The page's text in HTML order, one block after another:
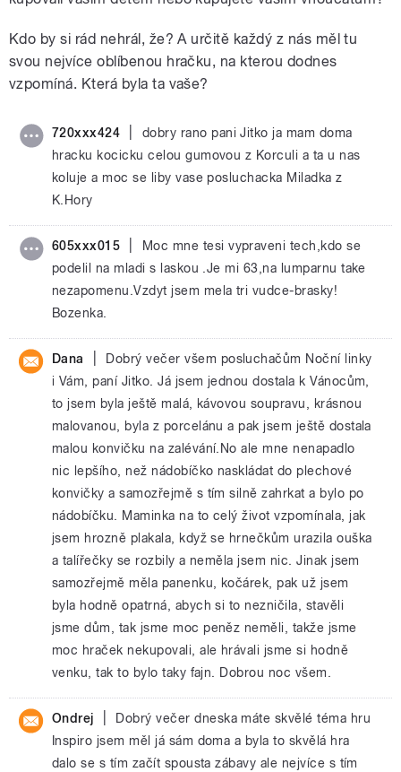
Kdo by si rád nehrál, že? A určitě každý z nás měl tu
svou nejvíce oblíbenou hračku, na kterou dodnes
vzpomíná. Která byla ta vaše?
720xxx424
dobry rano pani Jitko ja mam doma
hracku kocicku celou gumovou z Korculi a ta u nas
koluje a moc se liby vase posluchacka Miladka z
K.Hory
605xxx015
Moc mne tesi vypraveni tech,kdo se
podelil na mladi s laskou .Je mi 63,na lumparnu take
nezapomenu.Vzdyt jsem mela tri vudce-brasky!
Bozenka.
Dana
Dobrý večer všem posluchačům Noční linky
i Vám, paní Jitko. Já jsem jednou dostala k Vánocům,
to jsem byla ještě malá, kávovou soupravu, krásnou
malovanou, byla z porcelánu a pak jsem ještě dostala
malou konvičku na zalévání.No ale mne nenapadlo
nic lepšího, než nádobíčko naskládat do plechové
konvičky a samozřejmě s tím silně zahrkat a bylo po
nádobíčku. Maminka na to celý život vzpomínala, jak
jsem hrozně plakala, když se hrnečkům urazila ouška
a talířečky se rozbily a neměla jsem nic. Jinak jsem
samozřejmě měla panenku, kočárek, pak už jsem
byla hodně opatrná, abych si to nezničila, stavěli
jsme dům, tak jsme moc peněz neměli, takže jsme
moc hraček nekupovali, ale hrávali jsme si hodně
venku, tak to bylo taky fajn. Dobrou noc všem.
Ondrej
Dobrý večer dneska máte skvělé téma hru
Inspiro jsem měl já sám doma a byla to skvělá hra
dalo se s tím začít spousta zábavy ale nejvíce s tím